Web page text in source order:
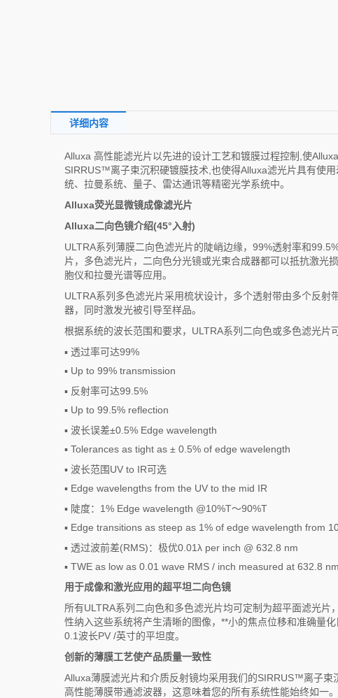
详细内容
Alluxa 高性能滤光片以先进的设计工艺和镀膜过程控制,使
SIRRUS™离子束沉积硬镀膜技术,也使得Alluxa滤光片具有使
统、拉曼系统、量子、雷达通讯等精密光学系统中。
Alluxa荧光显微镜成像滤光片
Alluxa二向色镜介绍(45°入射)
ULTRA系列薄膜二向色滤光片的陡峭边缘，99%透射率和
片，多色滤光片，二向色分光镜或光束合成器都可以抵抗激光
胞仪和拉曼光谱等应用。
ULTRA系列多色滤光片采用梳状设计，多个透射带由多个反
器，同时激发光被引导至样品。
根据系统的波长范围和要求，ULTRA系列二向色或多色滤光片
▪ 透过率可达99%
▪ Up to 99% transmission
▪ 反射率可达99.5%
▪ Up to 99.5% reflection
▪ 波长误差±0.5% Edge wavelength
▪ Tolerances as tight as ± 0.5% of edge wavelength
▪ 波长范围UV to IR可选
▪ Edge wavelengths from the UV to the mid IR
▪ 陡度：1% Edge wavelength @10%T～90%T
▪ Edge transitions as steep as 1% of edge wavelength from
▪ 透过波前差(RMS)：极优0.01λ per inch @ 632.8 nm
▪ TWE as low as 0.01 wave RMS / inch measured at 632.8 nm
用于成像和激光应用的超平坦二向色镜
所有ULTRA系列二向色和多色滤光片均可定制为超平面滤光
性纳入这些系统将产生清晰的图像，**小的焦点位移和准确量
0.1波长PV /英寸的平坦度。
创新的薄膜工艺使产品质量一致性
Alluxa薄膜滤光片和介质反射镜均采用我们的SIRRUS™离子
高性能薄膜带通滤波器，这意味着您的所有系统性能始终如一。